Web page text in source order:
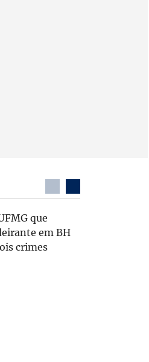
que
em BH
crimes